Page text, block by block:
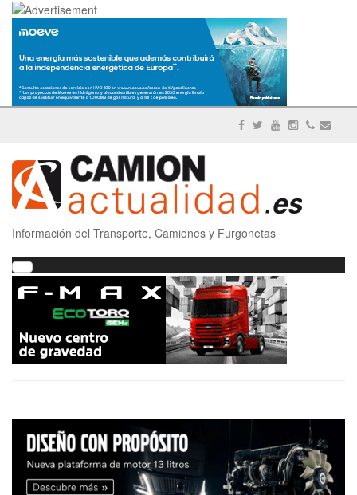
Información del Transporte, Camiones y Furgonetas